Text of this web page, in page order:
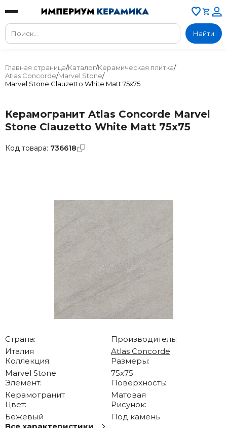
Найти
Главная страница/Каталог/Керамическая плитка/
Atlas Concorde/Marvel Stone/
Marvel Stone Clauzetto White Matt 75x75
Керамогранит Atlas Concorde Marvel
Stone Clauzetto White Matt 75x75
Страна:
Италия
Производитель:
Atlas Concorde
Коллекция:
Marvel Stone
Размеры:
75x75
Элемент:
Керамогранит
Поверхность:
Матовая
Цвет:
Бежевый
Рисунок:
Под камень
Код товара: 736618